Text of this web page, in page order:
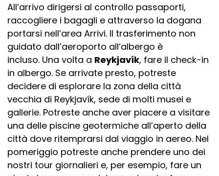
All’arrivo dirigersi al controllo passaporti,
raccogliere i bagagli e attraverso la dogana
portarsi nell’area Arrivi. Il trasferimento non
guidato dall’aeroporto all‘albergo è
incluso. Una volta a Reykjavík, fare il check-in
in albergo. Se arrivate presto, potreste
decidere di esplorare la zona della città
vecchia di Reykjavík, sede di molti musei e
gallerie. Potreste anche aver piacere a visitare
una delle piscine geotermiche all’aperto della
città dove ritemprarsi dal viaggio in aereo. Nel
pomeriggio potreste anche prendere uno dei
nostri tour giornalieri e, per esempio, fare un